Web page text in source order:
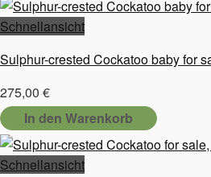
Schnellansicht
Sulphur-crested Cockatoo baby for
275,00 €
In den Warenkorb
Schnellansicht